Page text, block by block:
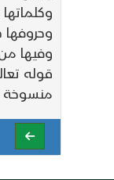
وكلماتها
وفيها من
قوله
منسوخة